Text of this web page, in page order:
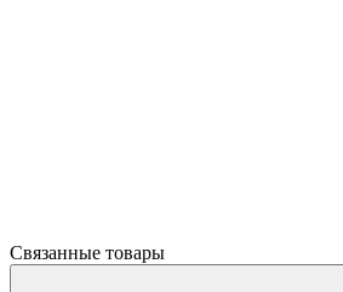
Связанные товары